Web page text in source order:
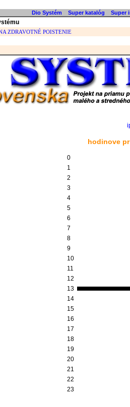
Dio Systém Super katalóg Super
ZDRAVOTNÉ POISTENIE
hodinove
0
1
2
3
4
5
6
7
8
9
10
11
12
13
14
15
16
17
18
19
20
21
22
23